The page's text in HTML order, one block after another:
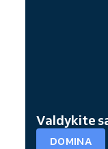
Valdykite
DOMINA